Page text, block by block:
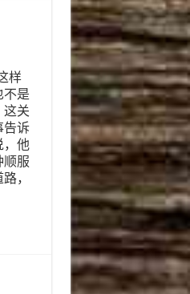
样
不是
这关
告诉
，他
顺服
，